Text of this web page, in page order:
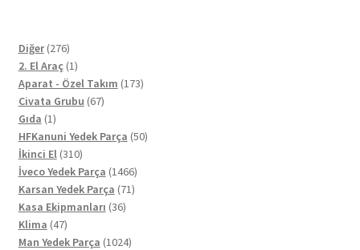
Diğer 276276
ürün
2. El Araç 11
ürün
Aparat - Özel Takım 173173
Civata Grubu 6767
Gıda 11
ürün
HFKanuni Yedek Parça 5050
İkinci El 310310
ürün
İveco Yedek Parça 14661466
ürün
Karsan Yedek Parça 7171
Kasa Ekipmanları 3636
Klima 4747
ürün
Man Yedek Parça 10241024